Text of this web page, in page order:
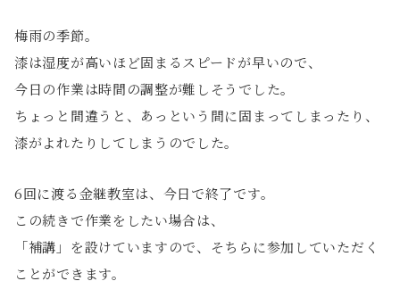
梅雨の季節。
漆は湿度が高いほど固まるスピードが早いので、
今日の作業は時間の調整が難しそうでした。
ちょっと間違うと、あっという間に固まってしまったり、
漆がよれたりしてしまうのでした。
6回に渡る金継教室は、今日で終了です。
この続きで作業をしたい場合は、
「補講」を設けていますので、そちらに参加していただく
ことができます。